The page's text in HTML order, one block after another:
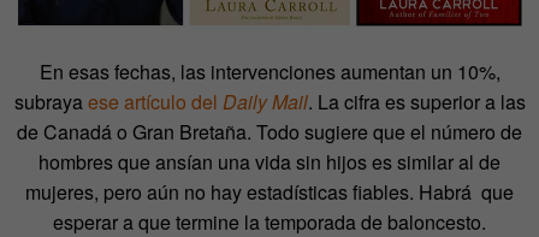
En esas fechas, las intervenciones aumentan un 10%,
subraya ese artículo del Daily Mail. La cifra es superior a las
de Canadá o Gran Bretaña. Todo sugiere que el número de
hombres que ansían una vida sin hijos es similar al de
mujeres, pero aún no hay estadísticas fiables. Habrá que
esperar a que termine la temporada de baloncesto.